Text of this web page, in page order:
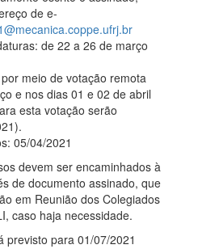
de e-
de 22 a 26 de março
meio de votação remota
e nos dias 01 e 02 de abril
esta votação serão
05/04/2021
devem ser encaminhados à
de documento assinado, que
em Reunião dos Colegiados
caso haja necessidade.
previsto para 01/07/2021